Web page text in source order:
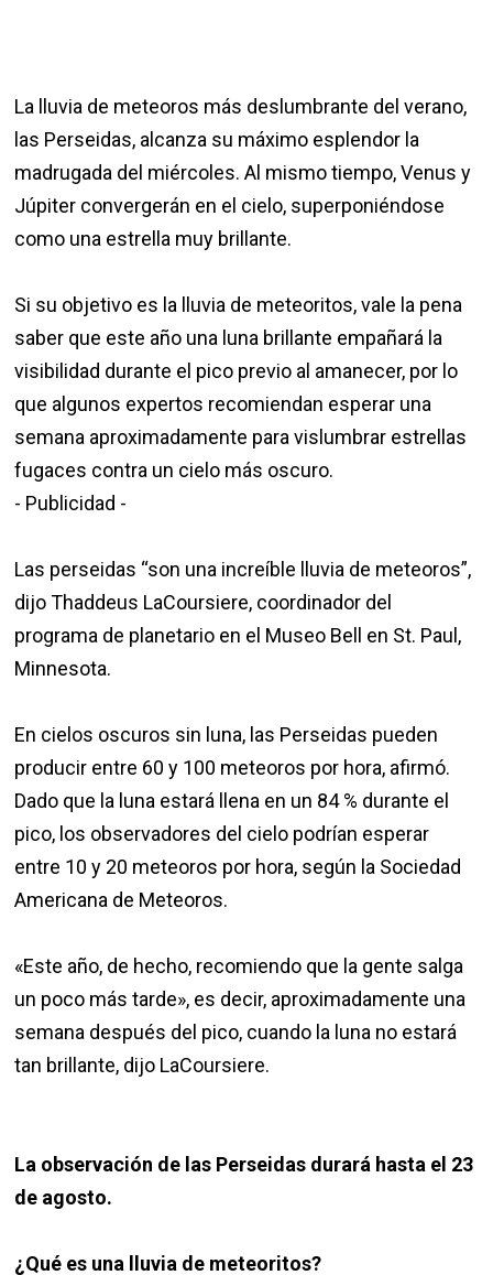
La lluvia de meteoros más deslumbrante del verano,
las Perseidas, alcanza su máximo esplendor la
madrugada del miércoles. Al mismo tiempo, Venus y
Júpiter convergerán en el cielo, superponiéndose
como una estrella muy brillante.
Si su objetivo es la lluvia de meteoritos, vale la pena
saber que este año una luna brillante empañará la
visibilidad durante el pico previo al amanecer, por lo
que algunos expertos recomiendan esperar una
semana aproximadamente para vislumbrar estrellas
fugaces contra un cielo más oscuro.
- Publicidad -
Las perseidas “son una increíble lluvia de meteoros”,
dijo Thaddeus LaCoursiere, coordinador del
programa de planetario en el Museo Bell en St. Paul,
Minnesota.
En cielos oscuros sin luna, las Perseidas pueden
producir entre 60 y 100 meteoros por hora, afirmó.
Dado que la luna estará llena en un 84 % durante el
pico, los observadores del cielo podrían esperar
entre 10 y 20 meteoros por hora, según la Sociedad
Americana de Meteoros.
«Este año, de hecho, recomiendo que la gente salga
un poco más tarde», es decir, aproximadamente una
semana después del pico, cuando la luna no estará
tan brillante, dijo LaCoursiere.
La observación de las Perseidas durará hasta el 23
de agosto.
¿Qué es una lluvia de meteoritos?